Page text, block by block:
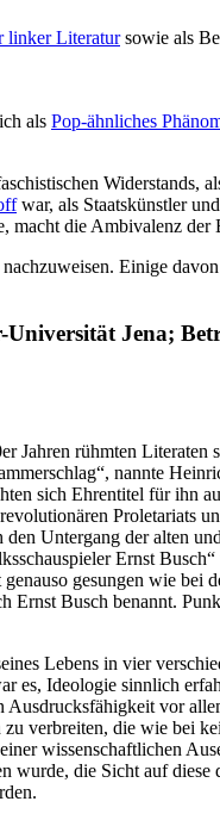
linker Literatursowie als
als Pop-ähnliches
Widerstands,
war, als Staatskünstler
macht die Ambivalenz der
Einige
Jena;
rühmten Literaten
nannte
sich Ehrentitel für ihn
Proletariats
Untergang der alten
Ernst
gesungen wie bei
Busch benannt.
Lebens in vier
es, Ideologie sinnlich
vor
verbreiten, die wie bei
wissenschaftlichen
die Sicht auf